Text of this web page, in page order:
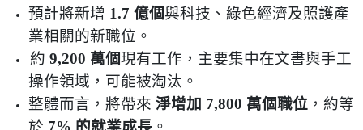
預計將新增 1.7 億個與科技、綠色經濟及照護產
業相關的新職位。
約 9,200 萬個現有工作，主要集中在文書與手工
操作領域，可能被淘汰。
整體而言，將帶來 淨增加 7,800 萬個職位 ，約等
於 7% 的就業成長 。